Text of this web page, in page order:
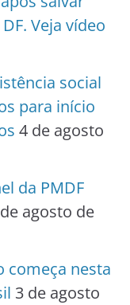
Veja vídeo
social
para início
4 de agosto
da PMDF
agosto de
começa nesta
3 de agosto